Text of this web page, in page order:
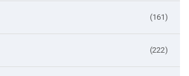
(161)
(222)